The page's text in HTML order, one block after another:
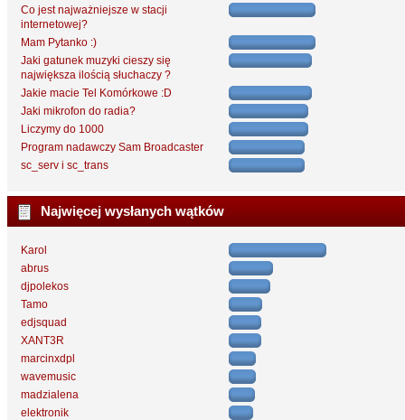
Co jest najważniejsze w stacji
internetowej?
Mam Pytanko :)
Jaki gatunek muzyki cieszy się
największa ilością słuchaczy ?
Jakie macie Tel Komórkowe :D
Jaki mikrofon do radia?
Liczymy do 1000
Program nadawczy Sam Broadcaster
sc_serv i sc_trans
Najwięcej wysłanych wątków
Karol
abrus
djpolekos
Tamo
edjsquad
XANT3R
marcinxdpl
wavemusic
madzialena
elektronik